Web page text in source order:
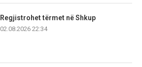
Regjistrohet tërmet në Shkup
02.08.2026 22:34